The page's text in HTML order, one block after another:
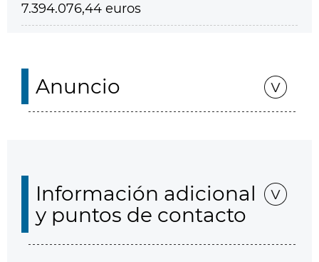
7.394.076,44 euros
Anuncio
Información adicional
y puntos de contacto